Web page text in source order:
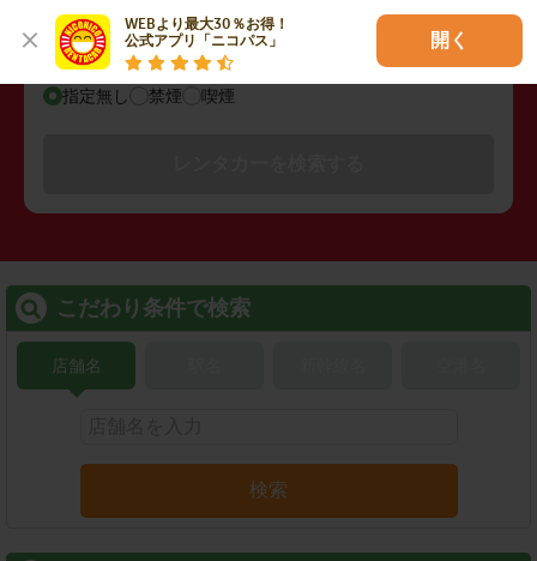
WEBより最大30％お得！
公式アプリ「ニコパス」
開く
禁煙/喫煙
指定無し 禁煙 喫煙
こだわり条件で検索
店舗名
検索